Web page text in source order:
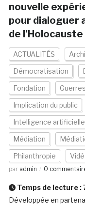
nouvelle
pour dialoguer
de l’Holocauste
ACTUALITÉS
Démocratisation
Fondation Guerres
Implication du public
Intelligence artificielle
Médiation
Philanthropie
par admin 0
Temps de lecture :
Développée en